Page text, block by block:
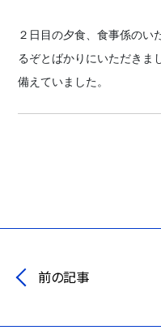
２日目の夕食、食事係のい
るぞとばかりにいただきま
備えていました。
前の記事